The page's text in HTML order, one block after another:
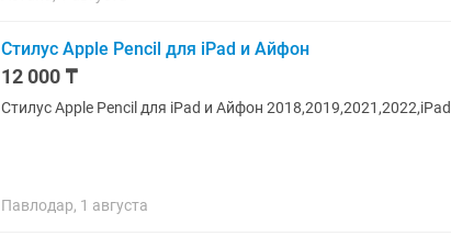
Стилус Apple Pencil для iPad и Айфон
12 000 ₸
Стилус Apple Pencil для iPad и Айфон
Павлодар, 1 августа